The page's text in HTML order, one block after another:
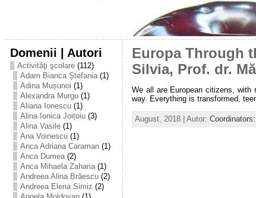
Domenii | Autori
Activităţi şcolare(112)
Adam Bianca Ștefania(1)
Adina Mușunoi (1)
Alexandra Murgu(1)
Aliana Ionescu(1)
Alina Ionica Joițoiu(3)
Alina Vasile(1)
Ana Voinescu(1)
Anca Adriana Caraman(1)
Anca Dumea(2)
Anca Mihaela Zaharia(1)
Andreea Alina Brăescu(2)
Andreea Elena Simiz (2)
Europa Through
Silvia, Prof. dr.
We all are European citizens, with
way. Everything is transformed,
August, 2018 | Autor: